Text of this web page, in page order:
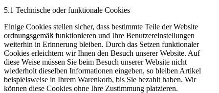
5.1 Technische oder funktionale Cookies
Einige Cookies stellen sicher, dass bestimmte Teile der Website
ordnungsgemäß funktionieren und Ihre Benutzereinstellungen
weiterhin in Erinnerung bleiben. Durch das Setzen funktionaler
Cookies erleichtern wir Ihnen den Besuch unserer Website. Auf
diese Weise müssen Sie beim Besuch unserer Website nicht
wiederholt dieselben Informationen eingeben, so bleiben Artikel
beispielsweise in Ihrem Warenkorb, bis Sie bezahlt haben. Wir
können diese Cookies ohne Ihre Zustimmung platzieren.